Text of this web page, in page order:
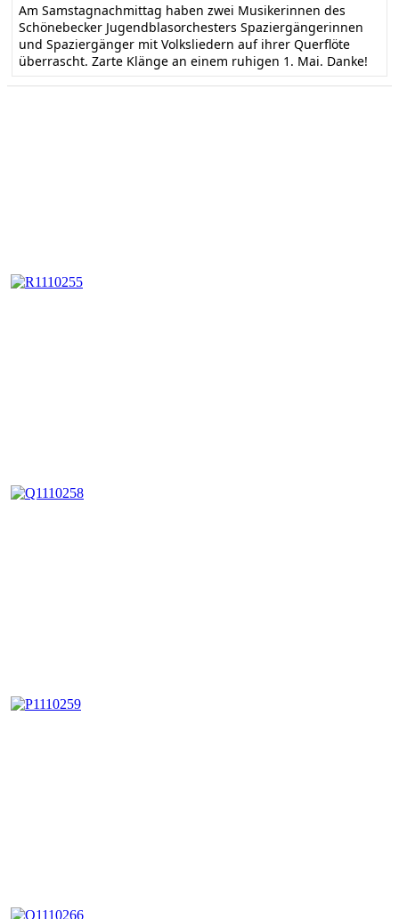
Am Samstagnachmittag haben zwei Musikerinnen des
Schönebecker Jugendblasorchesters Spaziergängerinnen
und Spaziergänger mit Volksliedern auf ihrer Querflöte
überrascht. Zarte Klänge an einem ruhigen 1. Mai. Danke!